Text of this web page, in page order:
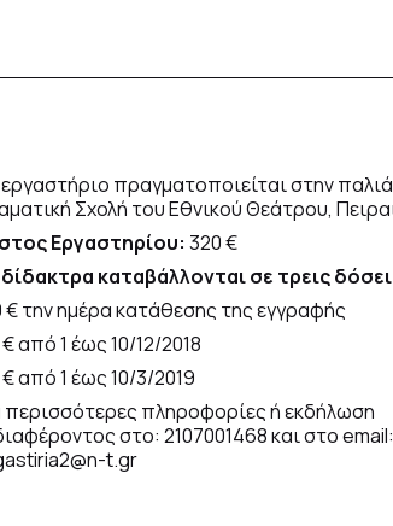
πραγματοποιείται στην παλιά
Σχολή του Εθνικού Θεάτρου,
Εργαστηρίου: 320 €
καταβάλλονται σε τρεις
€ την ημέρα κατάθεσης της εγγραφής
€ από 1 έως 10/12/2018
€ από 1 έως 10/3/2019
περισσότερες πληροφορίες ή εκδήλωση
στο: 2107001468 και στο email:
t.gr